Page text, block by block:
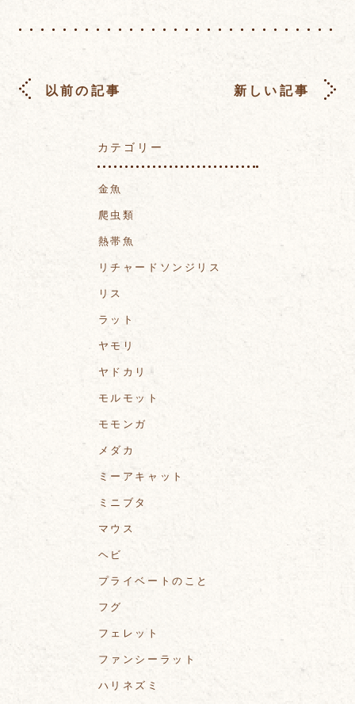
以前の記事 新しい記事
カテゴリー
金魚
爬虫類
熱帯魚
リチャードソンジリス
リス
ラット
ヤモリ
ヤドカリ
モルモット
モモンガ
メダカ
ミーアキャット
ミニブタ
マウス
ヘビ
プライベートのこと
フグ
フェレット
ファンシーラット
ハリネズミ